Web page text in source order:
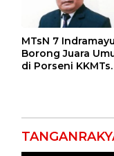
MTsN 7 Indramayu
Borong Juara
di Porseni KKMTs